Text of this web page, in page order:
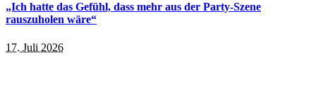
„Ich hatte das Gefühl, dass mehr aus der Party-Szene
rauszuholen wäre“
17. Juli 2026